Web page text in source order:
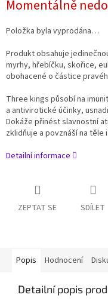
cena:
Momentálně
Položka byla vyprodána…
Produkt obsahuje
myrhy, hřebíčku, skořice,
obohacené o částice
Three kings působí na
a antivirotické účinky,
Dokáže přinést slavnostní
zklidňuje a povznáší na těle
Detailní informace
ZEPTAT SE SDÍLET
Popis Hodnocení
Detailní popis